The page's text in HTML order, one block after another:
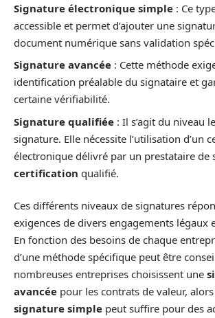
Signature électronique simple : Ce
accessible et permet d’ajouter une
document numérique sans validation
Signature avancée : Cette méthode
identification préalable du signataire et
certaine vérifiabilité.
Signature qualifiée : Il s’agit du niveau
signature. Elle nécessite l’utilisation d’un
électronique délivré par un prestataire de
certification qualifié.
Ces différents niveaux de signatures
exigences de divers engagements légaux
En fonction des besoins de chaque
d’une méthode spécifique peut être
nombreuses entreprises choisissent une
avancée pour les contrats de valeur, alors
signature simple peut suffire pour des